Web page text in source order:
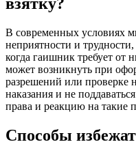
В современных условиях
неприятности и
когда гаишник требует от
может возникнуть при
разрешений или проверке
наказания и не
права и реакцию на такие
Способы